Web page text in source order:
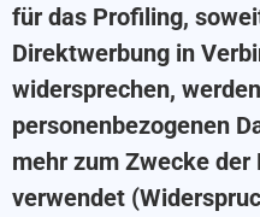
für das Profiling,
Direktwerbung in
widersprechen,
personenbezogenen
mehr zum Zwecke
verwendet